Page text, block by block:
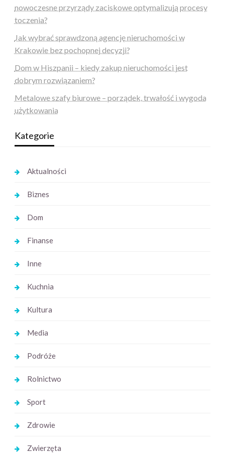
nowoczesne przyrządy zaciskowe optymalizują procesy
toczenia?
Jak wybrać sprawdzoną agencję nieruchomości w
Krakowie bez pochopnej decyzji?
Dom w Hiszpanii – kiedy zakup nieruchomości jest
dobrym rozwiązaniem?
Metalowe szafy biurowe – porządek, trwałość i wygoda
użytkowania
Kategorie
Aktualności
Biznes
Dom
Finanse
Inne
Kuchnia
Kultura
Media
Podróże
Rolnictwo
Sport
Zdrowie
Zwierzęta